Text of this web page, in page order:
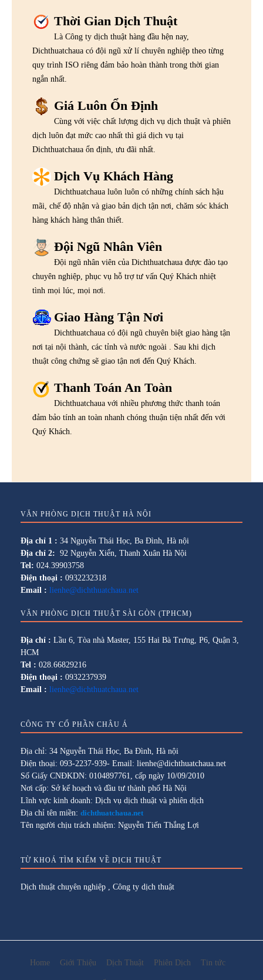
Thời Gian Dịch Thuật
Là Công ty dịch thuật hàng đầu hện nay,
Dichthuatchaua có đội ngũ xử lí chuyên nghiệp theo từng
quy trình ISO riêng đảm bảo hoàn thành trong thời gian
ngắn nhất.
Giá Luôn Ổn Định
Cùng với việc chất lượng dịch vụ dịch thuật và phiên
dịch luôn đạt mức cao nhất thì giá dịch vụ tại
Dichthuatchaua ổn định, ưu đãi nhất.
Dịch Vụ Khách Hàng
Dichthuatchaua luôn luôn có những chính sách hậu
mãi, chế độ nhận và giao bản dịch tận nơi, chăm sóc khách
hàng khách hàng thân thiết.
Đội Ngũ Nhân Viên
Đội ngũ nhân viên của Dichthuatchaua được đào tạo
chuyên nghiệp, phục vụ hỗ trợ tư vấn Quý Khách nhiệt
tình mọi lúc, mọi nơi.
Giao Hàng Tận Nơi
Dichthuatchaua có đội ngũ chuyên biệt giao hàng tận
nơi tại nội thành, các tỉnh và nước ngoài . Sau khi dịch
thuật công chứng sẽ giao tận nơi đến Quý Khách.
Thanh Toán An Toàn
Dichthuatchaua với nhiều phương thức thanh toán
đảm bảo tính an toàn nhanh chóng thuận tiện nhất đến với
Quý Khách.
VĂN PHÒNG DỊCH THUẬT HÀ NỘI
Địa chỉ 1 : 34 Nguyễn Thái Học, Ba Đình, Hà nội
Địa chỉ 2: 92 Nguyễn Xiển, Thanh Xuân Hà Nội
Tel: 024.39903758
Điện thoại : 0932232318
Email : lienhe@dichthuatchaua.net
VĂN PHÒNG DỊCH THUẬT SÀI GÒN (TPHCM)
Địa chỉ : Lầu 6, Tòa nhà Master, 155 Hai Bà Trưng, P6, Quận 3,
HCM
Tel : 028.66829216
Điện thoại : 0932237939
Email : lienhe@dichthuatchaua.net
CÔNG TY CỔ PHẦN CHÂU Á
Địa chỉ: 34 Nguyễn Thái Học, Ba Đình, Hà nội
Điện thoại: 093-2237-939- Email: lienhe@dichthuatchaua.net
Số Giấy CNĐKDN: 0104897761, cấp ngày 10/09/2010
Nơi cấp: Sở kế hoạch và đầu tư thành phố Hà Nội
Lĩnh vực kinh doanh: Dịch vụ dịch thuật và phiên dịch
Địa chỉ tên miền: dichthuatchaua.net
Tên người chịu trách nhiệm: Nguyễn Tiến Thắng Lợi
TỪ KHOÁ TÌM KIẾM VỀ DỊCH THUẬT
Dịch thuật chuyên nghiệp , Công ty dịch thuật
Home Giới Thiệu Dịch Thuật Phiên Dịch Tin tức